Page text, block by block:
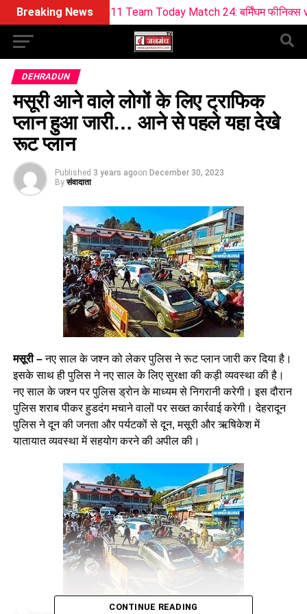
Breaking News
Dream11 Team Today Match 24: बर्मिंघम फीनिक्स vs सनराइजर्स
DEHRADUN
मसूरी आने वाले लोगों के लिए ट्राफिक
प्लान हुआ जारी… आने से पहले यहा देखे
रूट प्लान
Published 3 years agoon December 30, 2023
By संवादाता
मसूरी –नए साल के जश्न को लेकर पुलिस ने रूट प्लान जारी कर दिया है।
इसके साथ ही पुलिस ने नए साल के लिए सुरक्षा की कड़ी व्यवस्था की है।
नए साल के जश्न पर पुलिस ड्रोन के माध्यम से निगरानी करेगी। इस दौरान
पुलिस शराब पीकर हुडदंग मचाने वालों पर सख्त कार्रवाई करेगी। देहरादून
पुलिस ने दून की जनता और पर्यटकों से दून, मसूरी और ऋषिकेश में
यातायात व्यवस्था में सहयोग करने की अपील की।
CONTINUE READING